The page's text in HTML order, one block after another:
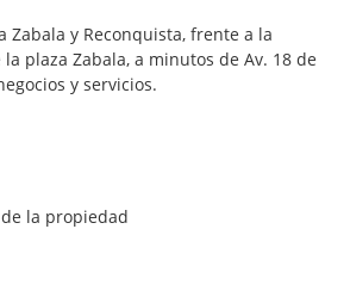
Zabala y Reconquista, frente a la
plaza Zabala, a minutos de Av. 18 de
y servicios.
la propiedad